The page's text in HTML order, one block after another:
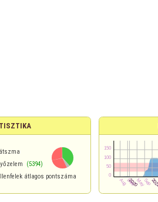
(5394)
átlagos pontszáma